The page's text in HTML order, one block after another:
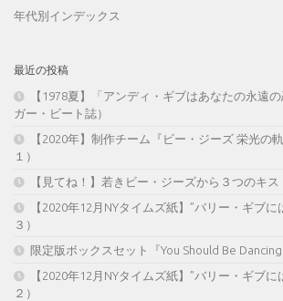
年代別インデックス
最近の投稿
【1978夏】「アンディ・ギブはあなたの永遠
ガー・ビート誌）
【2020年】制作チーム『ビー・ジーズ 栄光の
１）
【見てね！】若きビー・ジーズから３つのキス
【2020年12月NYタイムズ紙】”バリー・ギブ
３）
限定版ボックスセット『You Should Be
【2020年12月NYタイムズ紙】”バリー・ギブ
２）